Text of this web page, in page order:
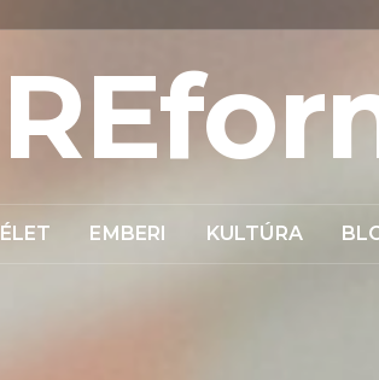
EMBERI KULTÚRA